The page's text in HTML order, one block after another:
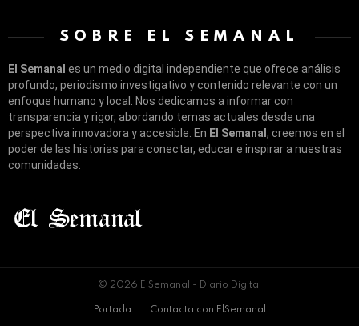
SOBRE EL SEMANAL
El Semanal es un medio digital independiente que ofrece análisis
profundo, periodismo investigativo y contenido relevante con un
enfoque humano y local. Nos dedicamos a informar con
transparencia y rigor, abordando temas actuales desde una
perspectiva innovadora y accesible. En El Semanal , creemos en el
poder de las historias para conectar, educar e inspirar a nuestras
comunidades.
© 2026 ElSemanal - Diario Digital
Portada Contacta con ElSemanal